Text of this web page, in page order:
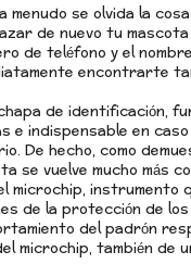
se olvida la
de nuevo tu
de teléfono y el
encontrarte
de identificación,
indispensable en
De hecho, como
vuelve mucho más
microchip, instrumento
de la protección de los
del padrón
microchip, también de